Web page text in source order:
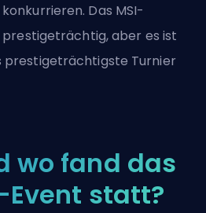
Das MSI-
aber es ist
prestigeträchtigste Turnier
wo fand das
Event statt?